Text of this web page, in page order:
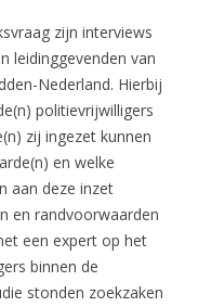
zijn interviews
leidinggevenden van
Nederland. Hierbij
politievrijwilligers
zij ingezet kunnen
en welke
aan deze inzet
en randvoorwaarden
een expert op het
binnen de
stonden zoekzaken